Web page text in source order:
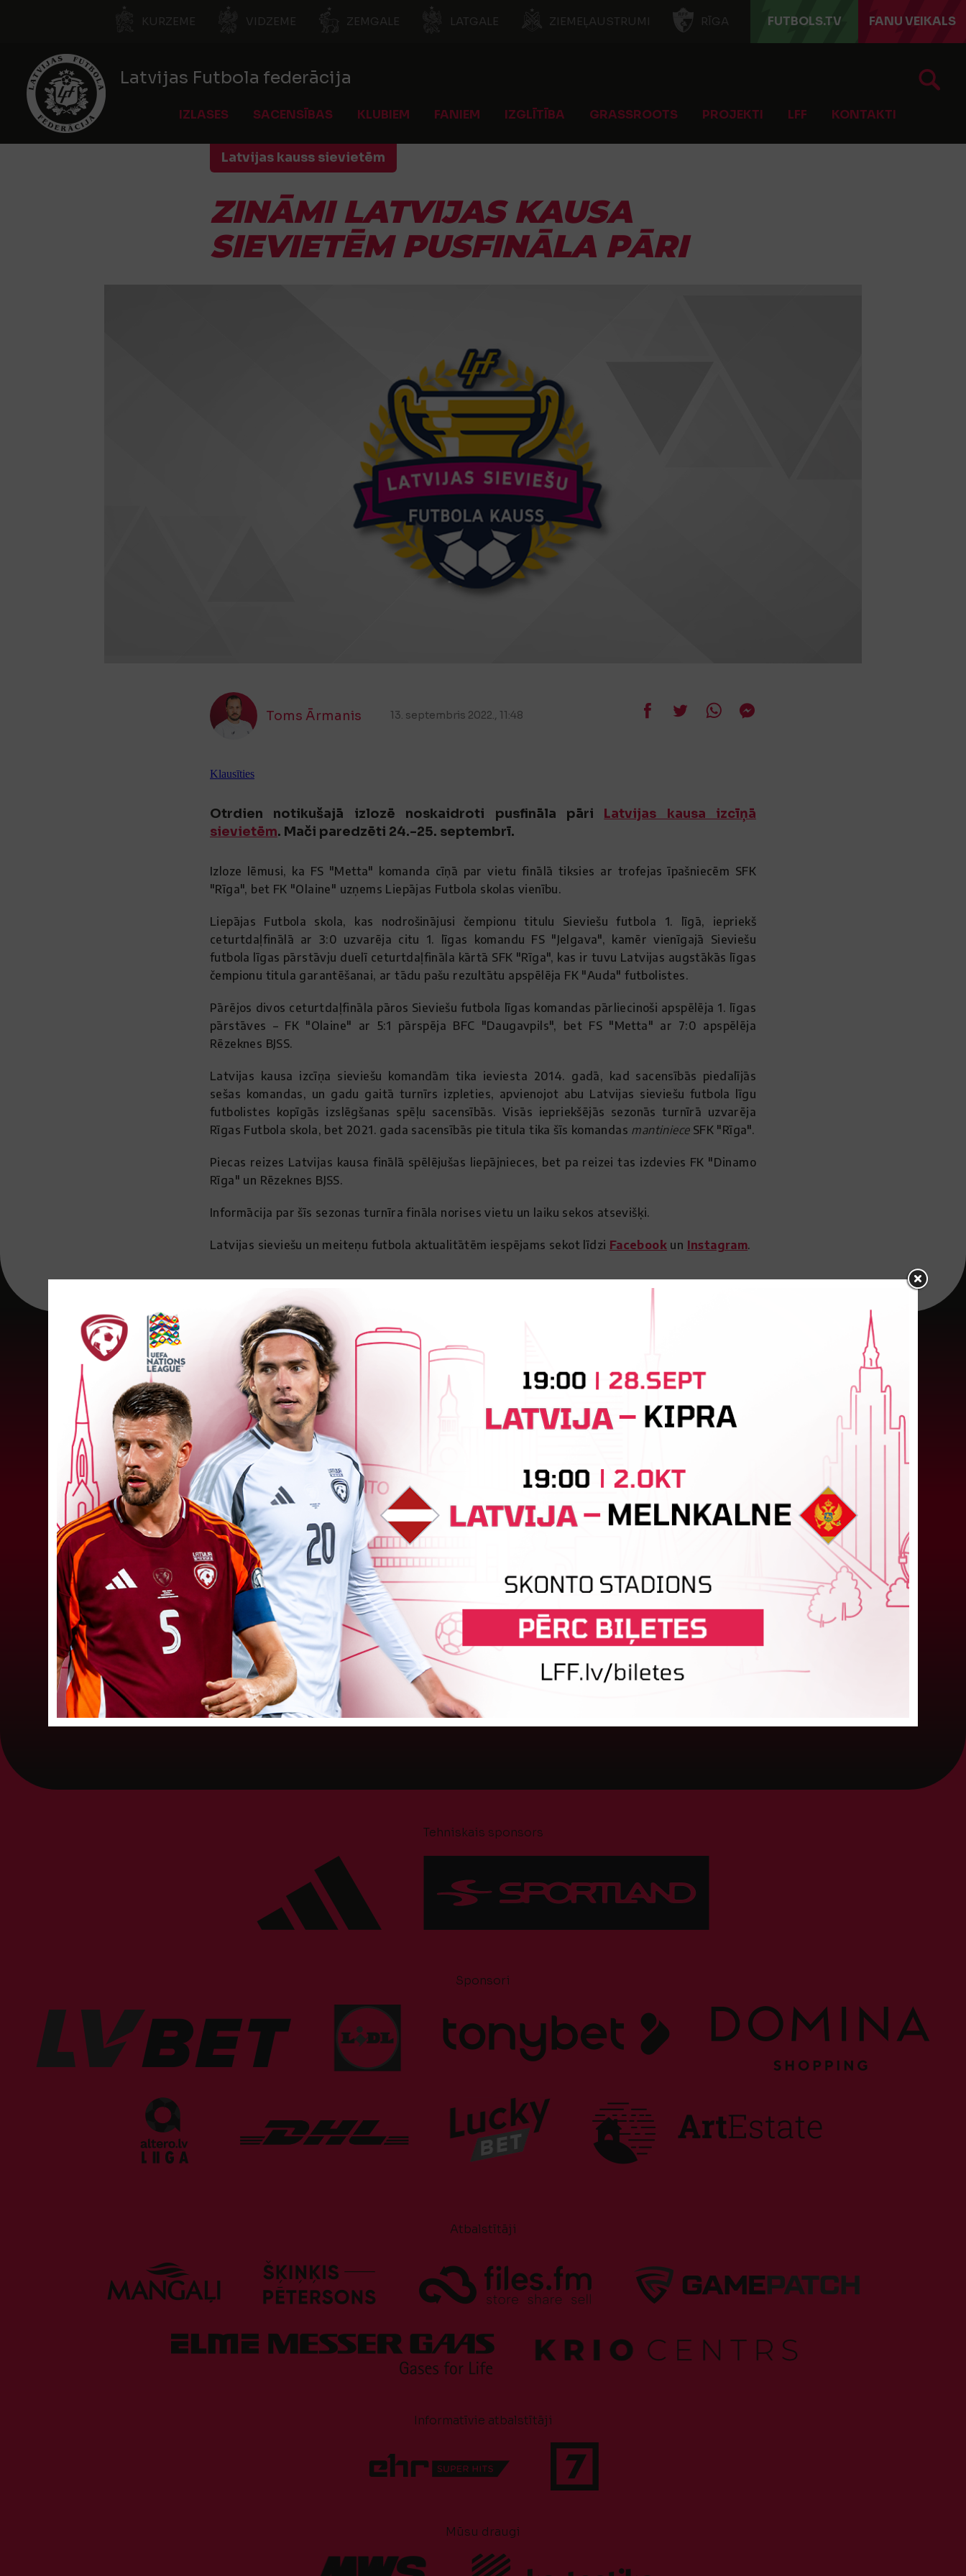
KURZEME VIDZEME ZEMGALE LATGALE ZIEMEĻAUSTRUMI RĪGA FUTBOLS.TV FANU VEIKALS
Latvijas Futbola federācija
IZLASES SACENSĪBAS KLUBIEM FANIEM IZGLĪTĪBA GRASSROOTS PROJEKTI LFF KONTAKTI
Latvijas kauss sievietēm
ZINĀMI LATVIJAS KAUSA
SIEVIETĒM PUSFINĀLA PĀRI
Toms Ārmanis 13. septembris 2022., 11:48
Klausīties
Otrdien notikušajā izlozē noskaidroti pusfināla pāri Latvijas kausa izcīņā
sievietēm. Mači paredzēti 24.-25. septembrī.
Izloze lēmusi, ka FS "Metta" komanda cīņā par vietu finālā tiksies ar trofejas īpašniecēm SFK
"Rīga", bet FK "Olaine" uzņems Liepājas Futbola skolas vienību.
Liepājas Futbola skola, kas nodrošinājusi čempionu titulu Sieviešu futbola 1. līgā, iepriekš
ceturtdaļfinālā ar 3:0 uzvarēja citu 1. līgas komandu FS "Jelgava", kamēr vienīgajā Sieviešu
futbola līgas pārstāvju duelī ceturtdaļfināla kārtā SFK "Rīga", kas ir tuvu Latvijas augstākās līgas
čempionu titula garantēšanai, ar tādu pašu rezultātu apspēlēja FK "Auda" futbolistes.
Pārējos divos ceturtdaļfināla pāros Sieviešu futbola līgas komandas pārliecinoši apspēlēja 1. līgas
pārstāves – FK "Olaine" ar 5:1 pārspēja BFC "Daugavpils", bet FS "Metta" ar 7:0 apspēlēja
Rēzeknes BJSS.
Latvijas kausa izcīņa sieviešu komandām tika ieviesta 2014. gadā, kad sacensībās piedalījās
sešas komandas, un gadu gaitā turnīrs izpleties, apvienojot abu Latvijas sieviešu futbola līgu
futbolistes kopīgās izslēgšanas spēļu sacensībās. Visās iepriekšējās sezonās turnīrā uzvarēja
Rīgas Futbola skola, bet 2021. gada sacensībās pie titula tika šīs komandas mantinieceSFK "Rīga".
Piecas reizes Latvijas kausa finālā spēlējušas liepājnieces, bet pa reizei tas izdevies FK "Dinamo
Rīga" un Rēzeknes BJSS.
Informācija par šīs sezonas turnīra fināla norises vietu un laiku sekos atsevišķi.
Latvijas sieviešu un meiteņu futbola aktualitātēm iespējams sekot līdzi Facebook un Instagram.
Saistītās ziņas
Pretinieces zināmas Latvijas
kausa ceturtdaļfinālistēm
Latvijas kausa izcīņā sievietēm piektdien notika
ceturtdaļfināla pāru izloze. Pirmo posmu
iepriekš veiksmīgi pārvarēja valsts
vicečempiones "RFS Women", kā arī...
26. jūnijs 2026.
Latvijas kausā sievietēm
aizvadītas pirmā posma spēles
Latvijas kausa izcīņa sievietēm sākusies ar pirmā
posma spēlēm, pēc kurām kļuvušas zināmas visas
ceturtdaļfināla dalībnieces. Sestdien "Altero.lv"
1. līgas komandu duelī...
kausa izcīņā sievietēm
Latvijas kausa izcīņa sievietēm sāksies ar pirmā
posma spēlēm jūnijā. Otrdien notikušajā izlozē
noskaidroti turnīra pirmie pāri. Turnīra pirmajā
Tehniskais sponsors
Sponsori
Atbalstītāji
Informatīvie atbalstītāji
Mūsu draugi